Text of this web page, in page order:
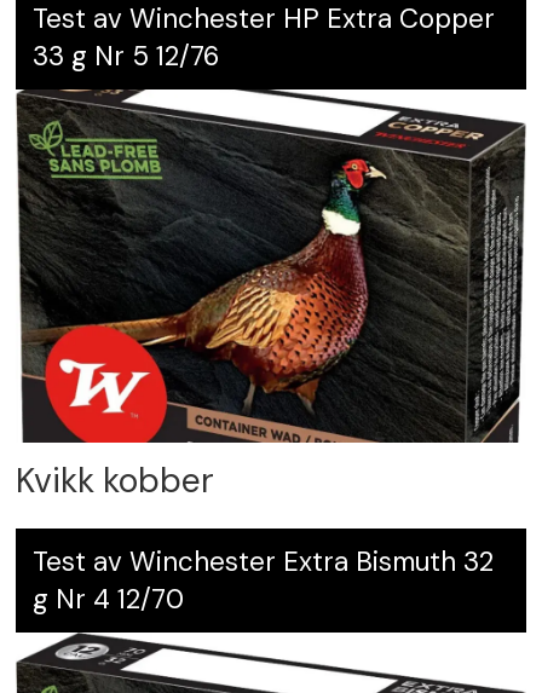
Test av Winchester HP Extra Copper
33 g Nr 5 12/76
Kvikk kobber
Test av Winchester Extra Bismuth 32
g Nr 4 12/70